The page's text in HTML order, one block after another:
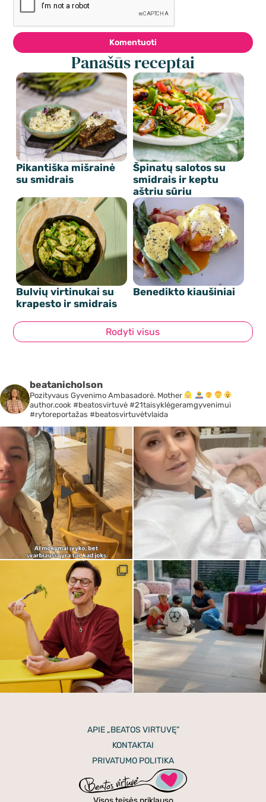
Komentuoti
Panašūs receptai
Pikantiška mišrainė
su smidrais
Špinatų salotos su
smidrais ir keptu
aštriu sūriu
Bulvių virtinukai su
krapesto ir smidrais
Benedikto kiaušiniai
Rodyti visus
beatanicholson
Pozityvaus Gyvenimo Ambasadorė. Mother
author.cook #beatosvirtuvė #21taisyklėgeramgyvenimui
#rytoreportažas #beatosvirtuvėtvlaida
APIE „BEATOS VIRTUVĘ”
KONTAKTAI
PRIVATUMO POLITIKA